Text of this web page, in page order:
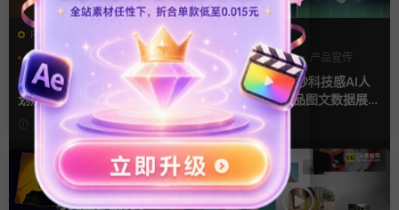
FCPX转场
光效
复古风
支持Intel+M芯片
FCPX转场插件 15组光效胶片
划痕复古视频过渡
2小时前
AE模板
AI
产品介绍 产品宣传
ae片头模板 36秒科技感AI人
工智能SaaS产品图文数据展示
宣传视频AE模板
2天前